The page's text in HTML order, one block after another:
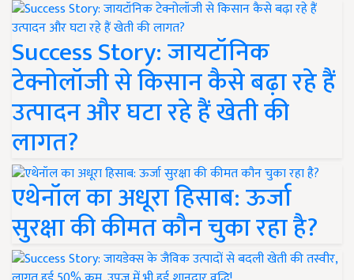
Success Story: जायटॉनिक
टेक्नोलॉजी से किसान कैसे बढ़ा रहे हैं
उत्पादन और घटा रहे हैं खेती की
लागत?
एथेनॉल का अधूरा हिसाब: ऊर्जा
सुरक्षा की कीमत कौन चुका रहा है?